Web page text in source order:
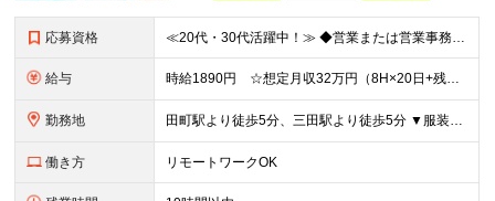
応募資格 ≪20代・30代活躍中！≫ ◆営業または営業事務の実務経験 ◆Excel/スプレッドシートの利用経験 ◆Salesforceの使用経験 ◆業務マニュアルの作成経験 ※ブランクがある方やこれまでのご経
給与 時給1890円 ☆想定月収32万円（8H×20日+残業7.5H） ※交通費全額支給 ※在宅日数に応じて、在宅勤務手当あり
勤務地 田町駅より徒歩5分、三田駅より徒歩5分 ▼服装：オフィスカジュアル ▼働き方：週3日在宅勤務、週2日出社（火・木） ▼受動喫煙対策：屋内原則禁煙 【体制】 チーム人数：現在6名（社員2名、派遣社員
働き方 リモートワークOK